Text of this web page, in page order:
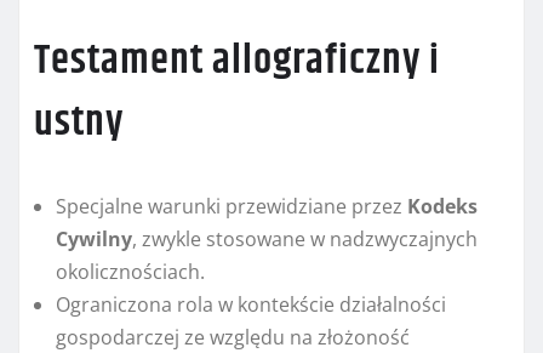
Testament allograficzny i
ustny
Specjalne warunki przewidziane przez Kodeks
Cywilny, zwykle stosowane w nadzwyczajnych
okolicznościach.
Ograniczona rola w kontekście działalności
gospodarczej ze względu na złożoność